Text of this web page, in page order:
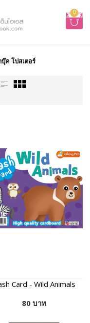
0
ค โปสเตอร์
Card - Wild Animals
80 บาท